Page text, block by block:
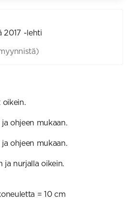
2017 -lehti
oikein.
ohjeen mukaan.
ohjeen mukaan.
ja nurjalla oikein.
= 10 cm